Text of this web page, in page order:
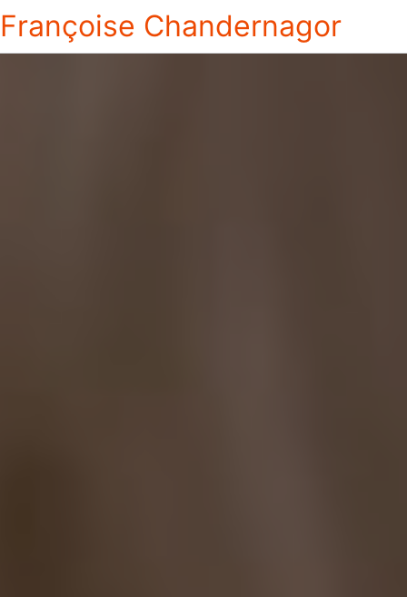
Françoise Chandernagor